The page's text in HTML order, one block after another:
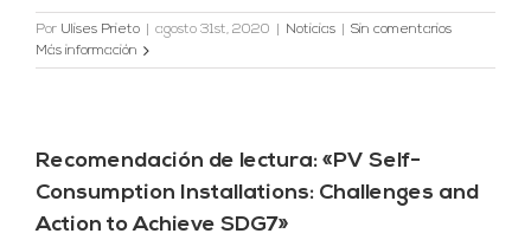
Por Ulises Prieto agosto 31st, 2020 Noticias
Sin comentarios
Más información
Recomendación de lectura: «PV Self-
Consumption Installations: Challenges and
Action to Achieve SDG7»